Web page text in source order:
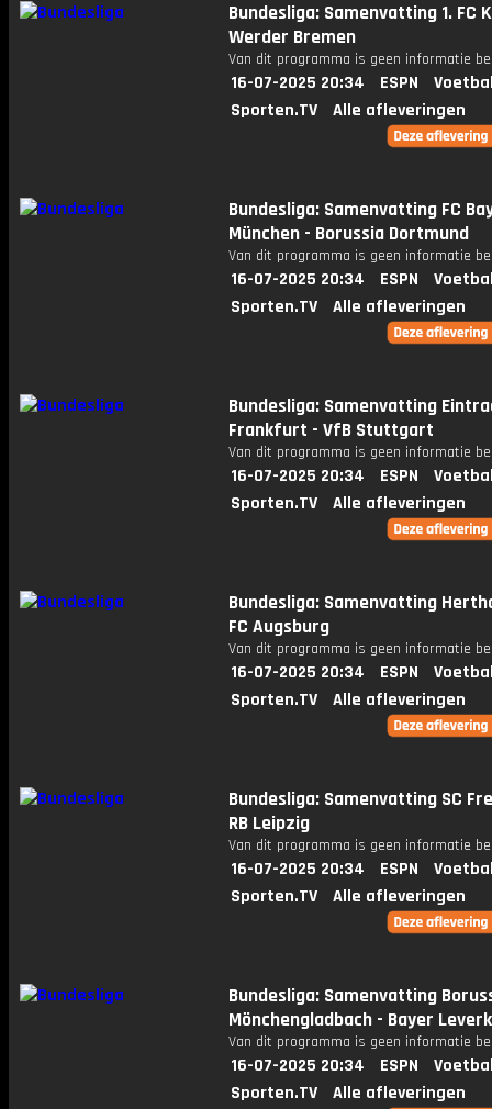
Bundesliga: Samenvatting 1. FC
Werder Bremen
Van dit programma is geen informatie
16-07-2025 20:34 ESPN
Sporten.TV
Alle afleveringen
Bundesliga: Samenvatting FC
München - Borussia Dortmund
Van dit programma is geen informatie
16-07-2025 20:34 ESPN
Sporten.TV
Alle afleveringen
Bundesliga: Samenvatting
Frankfurt - VfB Stuttgart
Van dit programma is geen informatie
16-07-2025 20:34 ESPN
Sporten.TV
Alle afleveringen
Bundesliga: Samenvatting
FC Augsburg
Van dit programma is geen informatie
16-07-2025 20:34 ESPN
Sporten.TV
Alle afleveringen
Bundesliga: Samenvatting SC
RB Leipzig
Van dit programma is geen informatie
16-07-2025 20:34 ESPN
Sporten.TV
Alle afleveringen
Bundesliga: Samenvatting
Mönchengladbach - Bayer
Van dit programma is geen informatie
16-07-2025 20:34 ESPN
Sporten.TV
Alle afleveringen